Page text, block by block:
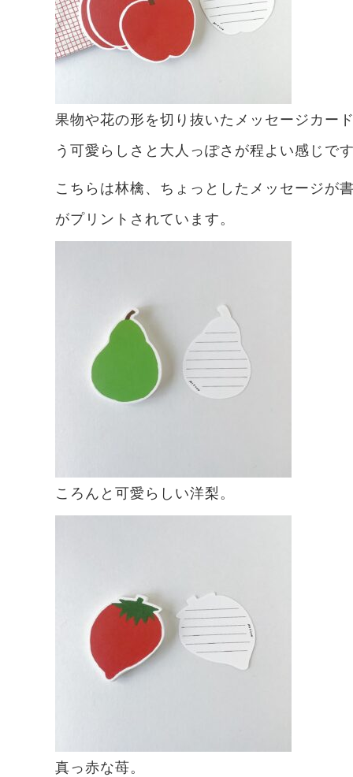
果物や花の形を切り抜いたメッセージカー
う可愛らしさと大人っぽさが程よい感じで
こちらは林檎、ちょっとしたメッセージが
がプリントされています。
ころんと可愛らしい洋梨。
真っ赤な苺。